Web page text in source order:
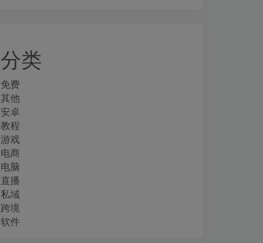
分类
免费
其他
安卓
教程
游戏
电商
电脑
直播
私域
跨境
软件